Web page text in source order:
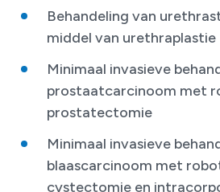
Behandeling van
middel van urethraplastie
Minimaal invasieve
prostaatcarcinoom met
prostatectomie
Minimaal invasieve
blaascarcinoom met
cystectomie en